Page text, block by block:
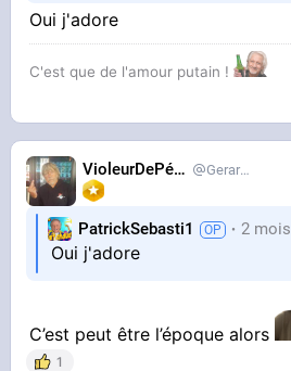
Oui j'adore
C'est que de l'amour putain !
VioleurDePédo Gerardlevain
PatrickSebasti1 2 mois
Oui j'adore
C’est peut être l’époque alors
1